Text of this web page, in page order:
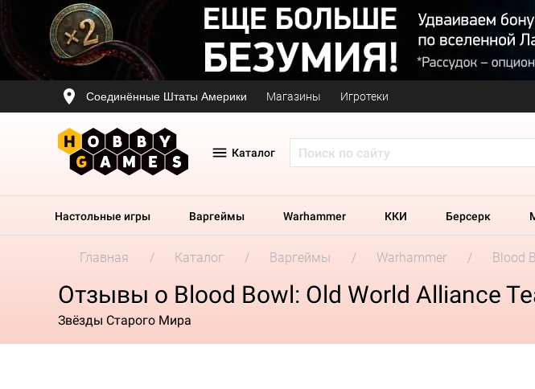
Соединённые Штаты Америки Магазины Игротеки
Каталог
Настольные игры Варгеймы Warhammer ККИ Берсерк
Главная Каталог Варгеймы Warhammer Blood
Отзывы о Blood Bowl: Old World Alliance
Звёзды Старого Мира